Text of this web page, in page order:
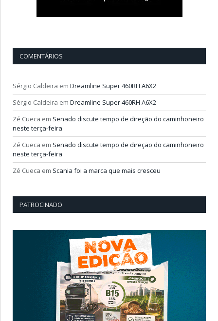
COMENTÁRIOS
Sérgio Caldeira em Dreamline Super 460RH A6X2
Sérgio Caldeira em Dreamline Super 460RH A6X2
Zé Cueca em Senado discute tempo de direção do caminhoneiro
neste terça-feira
Zé Cueca em Senado discute tempo de direção do caminhoneiro
neste terça-feira
Zé Cueca em Scania foi a marca que mais cresceu
PATROCINADO